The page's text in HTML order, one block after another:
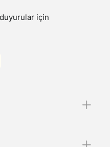
için